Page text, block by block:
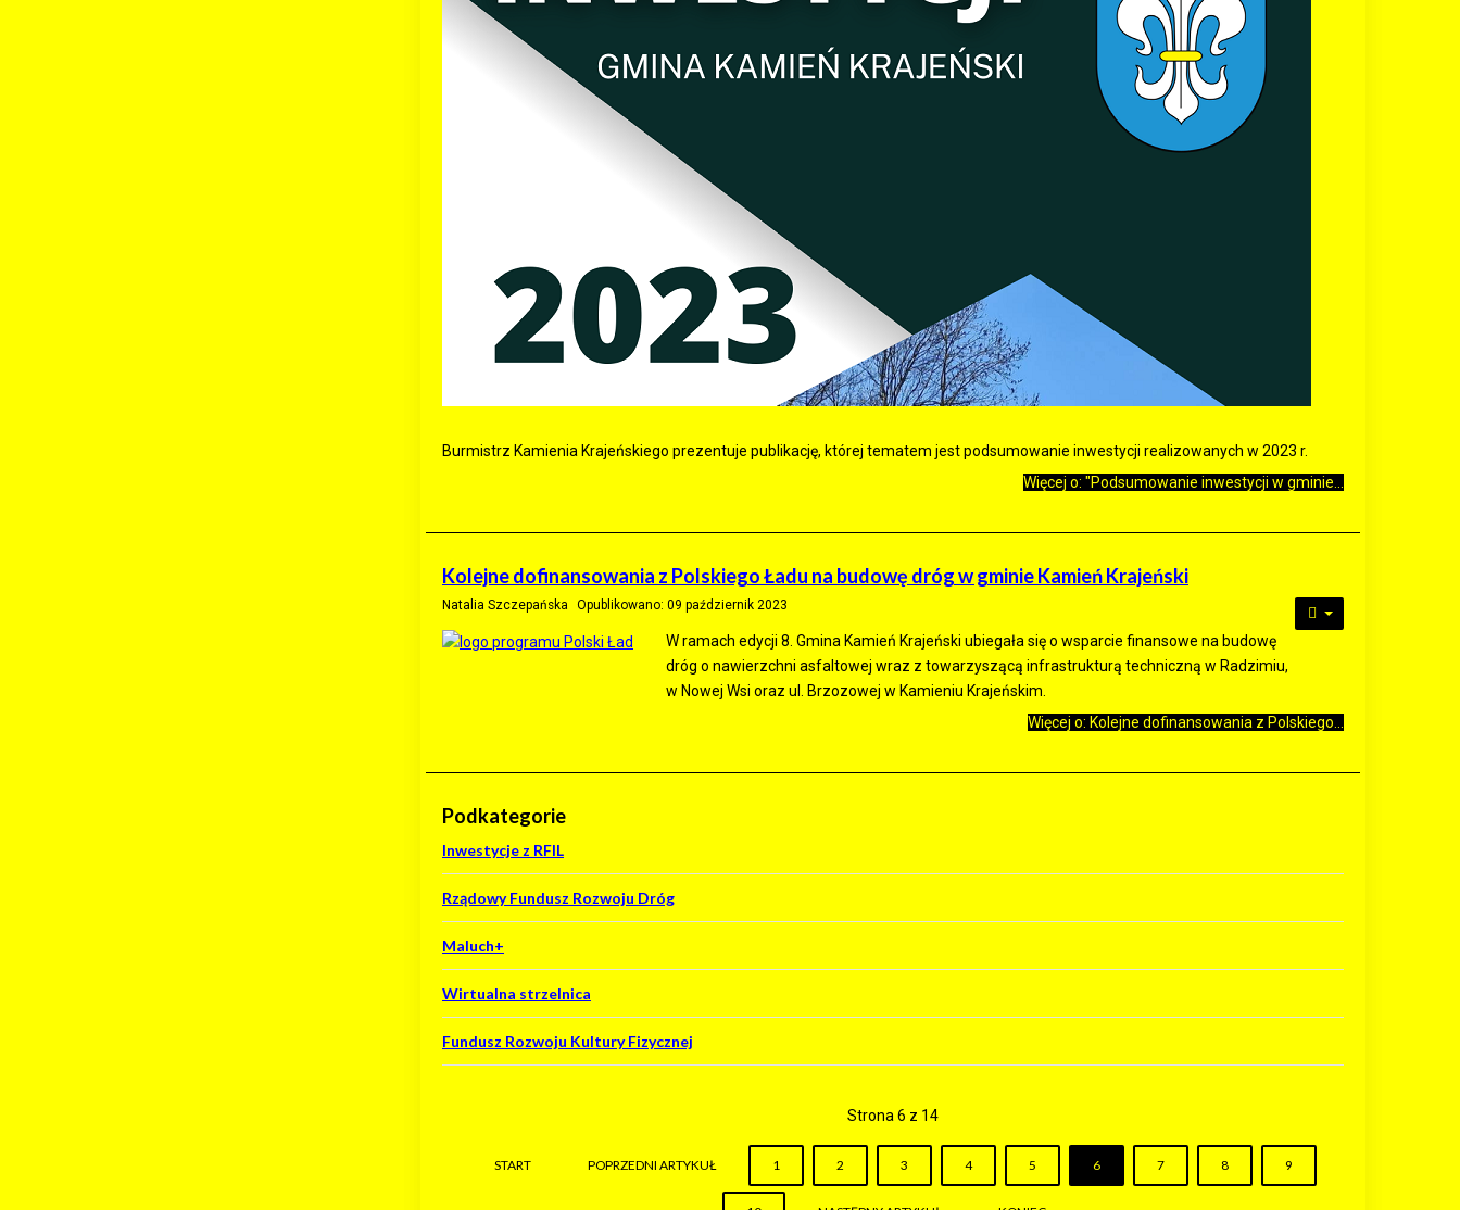
Burmistrz Kamienia Krajeńskiego prezentuje publikację, której tematem jest podsumowanie inwestycji realizowanych w 2023 r.
Więcej o: "Podsumowanie inwestycji w gminie...
Kolejne dofinansowania z Polskiego Ładu na budowę dróg w gminie Kamień Krajeński
Natalia Szczepańska Opublikowano: 09 październik 2023
W ramach edycji 8. Gmina Kamień Krajeński ubiegała się o wsparcie finansowe na budowę
dróg o nawierzchni asfaltowej wraz z towarzyszącą infrastrukturą techniczną w Radzimiu,
w Nowej Wsi oraz ul. Brzozowej w Kamieniu Krajeńskim.
Więcej o: Kolejne dofinansowania z Polskiego...
Podkategorie
Inwestycje z RFIL
Rządowy Fundusz Rozwoju Dróg
Maluch+
Wirtualna strzelnica
Fundusz Rozwoju Kultury Fizycznej
Strona 6 z 14
START POPRZEDNI ARTYKUŁ 1 2 3 4 5 6 7 8 9